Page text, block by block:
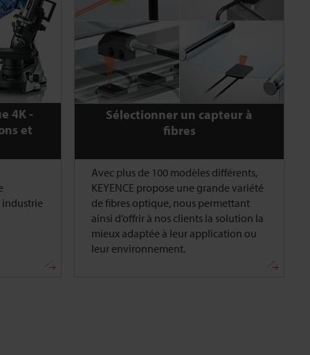
4K -
et
industrie
Sélectionner un capteur à
fibres
Avec plus de 100 modèles différents,
KEYENCE propose une grande variété
de fibres optique, nous permettant
ainsi d’offrir à nos clients la solution la
mieux adaptée à leur application ou
leur environnement.